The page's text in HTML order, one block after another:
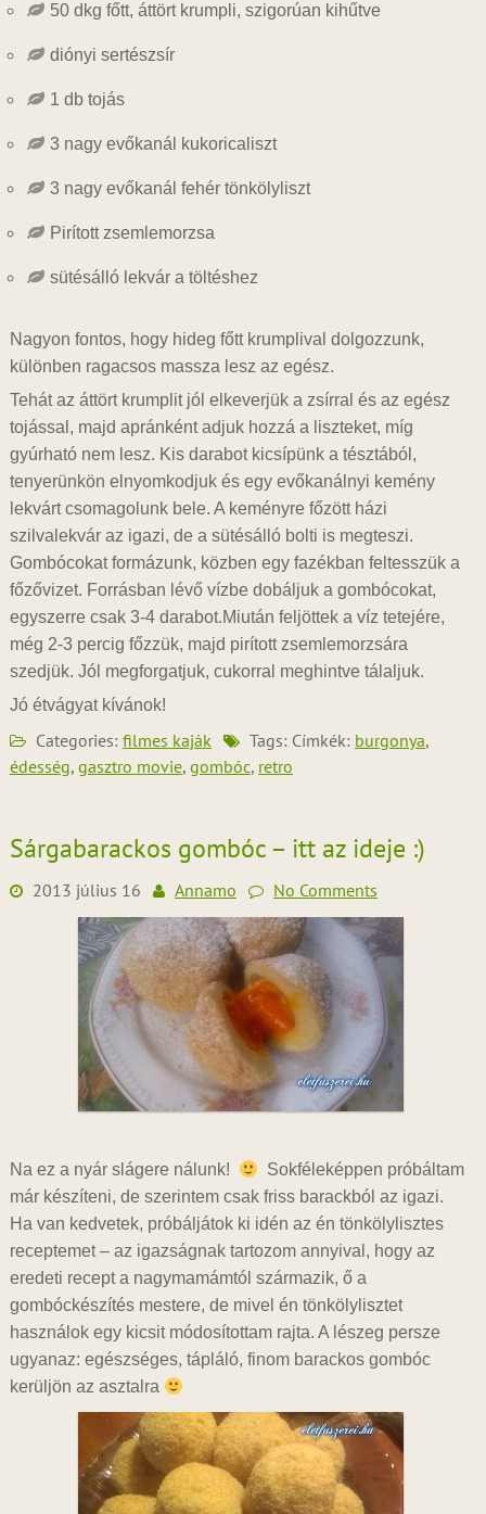
50 dkg főtt, áttört krumpli, szigorúan kihűtve
diónyi sertészsír
1 db tojás
3 nagy evőkanál kukoricaliszt
3 nagy evőkanál fehér tönkölyliszt
Pirított zsemlemorzsa
sütésálló lekvár a töltéshez
Nagyon fontos, hogy hideg főtt krumplival dolgozzunk,
különben ragacsos massza lesz az egész.
Tehát az áttört krumplit jól elkeverjük a zsírral és az egész
tojással, majd apránként adjuk hozzá a liszteket, míg
gyúrható nem lesz. Kis darabot kicsípünk a tésztából,
tenyerünkön elnyomkodjuk és egy evőkanálnyi kemény
lekvárt csomagolunk bele. A keményre főzött házi
szilvalekvár az igazi, de a sütésálló bolti is megteszi.
Gombócokat formázunk, közben egy fazékban feltesszük a
főzővizet. Forrásban lévő vízbe dobáljuk a gombócokat,
egyszerre csak 3-4 darabot.Miután feljöttek a víz tetejére,
még 2-3 percig főzzük, majd pirított zsemlemorzsára
szedjük. Jól megforgatjuk, cukorral meghintve tálaljuk.
Jó étvágyat kívánok!
Categories: filmes kaják Tags: Címkék: burgonya,
édesség, gasztro movie, gombóc, retro
Sárgabarackos gombóc – itt az ideje :)
2013 július 16 Annamo No Comments
Na ez a nyár slágere nálunk!
Sokféleképpen próbáltam
már készíteni, de szerintem csak friss barackból az igazi.
Ha van kedvetek, próbáljátok ki idén az én tönkölylisztes
receptemet – az igazságnak tartozom annyival, hogy az
eredeti recept a nagymamámtól származik, ő a
gombóckészítés mestere, de mivel én tönkölylisztet
használok egy kicsit módosítottam rajta. A lészeg persze
ugyanaz: egészséges, tápláló, finom barackos gombóc
kerüljön az asztalra